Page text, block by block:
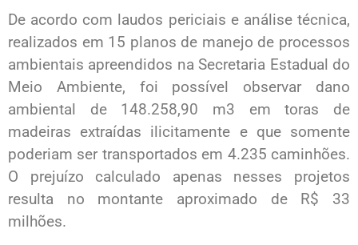
De acordo com laudos periciais e análise técnica,
realizados em 15 planos de manejo de processos
ambientais apreendidos na Secretaria Estadual do
Meio Ambiente, foi possível observar dano
ambiental de 148.258,90 m3 em toras de
madeiras extraídas ilicitamente e que somente
poderiam ser transportados em 4.235 caminhões.
O prejuízo calculado apenas nesses projetos
resulta no montante aproximado de R$ 33
milhões.